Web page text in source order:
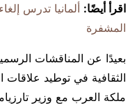
اقرأ أيضًا: ألمانيا تدرس
المشفرة
بعيدًا عن المناقشات
الثقافية في توطيد
ملكة العرب مع وزير